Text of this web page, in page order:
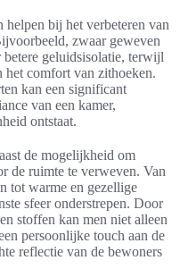
bij het verbeteren van
zwaar geweven
geluidsisolatie, terwijl
het comfort van zithoeken.
kan een significant
van een kamer,
ontstaat.
de mogelijkheid om
de ruimte te verweven. Van
tot warme en gezellige
sfeer onderstrepen. Door
stoffen kan men niet alleen
persoonlijke touch aan de
reflectie van de bewoners